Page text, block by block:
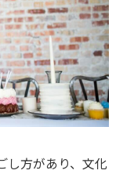
し方があり、文化